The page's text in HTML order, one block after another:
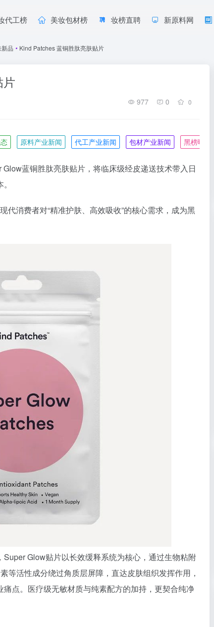
代工榜 美妆包材榜 妆榜直聘 新原料网
品 • Kind Patches 蓝铜胜肽亮肤贴片
977 0 0
原料产业新闻 代工产业新闻 包材产业新闻 黑榜曝光台
Glow蓝铜胜肽亮肤贴片，将临床级经皮递送技术带入日
代消费者对“精准护肤、高效吸收”的核心需求，成为黑
Glow贴片以长效缓释系统为核心，通过生物粘附
等活性成分绕过角质层屏障，直达皮肤组织发挥作用，
点。医疗级无敏材质与纯素配方的加持，更契合纯净